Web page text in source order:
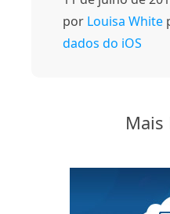
por Louisa White
dados do iOS
Mais